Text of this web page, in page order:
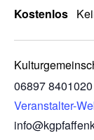
Kostenlos
06897 8401020
Veranstalter-